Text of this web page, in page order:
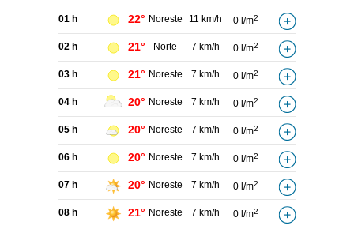
01 h 22° Noreste 11 km/h 0 l/m2
02 h 21° Norte 7 km/h 0 l/m2
03 h 21° Noreste 7 km/h 0 l/m2
04 h 20° Noreste 7 km/h 0 l/m2
05 h 20° Noreste 7 km/h 0 l/m2
06 h 20° Noreste 7 km/h 0 l/m2
07 h 20° Noreste 7 km/h 0 l/m2
08 h 21° Noreste 7 km/h 0 l/m2